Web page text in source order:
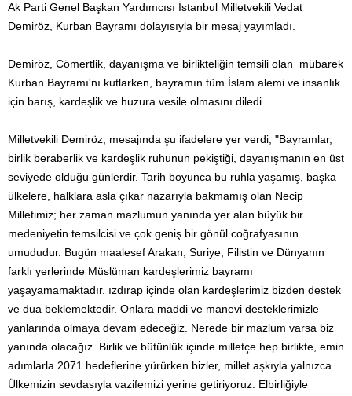
Ak Parti Genel Başkan Yardımcısı İstanbul Milletvekili Vedat
Demiröz, Kurban Bayramı dolayısıyla bir mesaj yayımladı.
Demiröz, Cömertlik, dayanışma ve birlikteliğin temsili olan mübarek
Kurban Bayramı'nı kutlarken, bayramın tüm İslam alemi ve insanlık
için barış, kardeşlik ve huzura vesile olmasını diledi.
Milletvekili Demiröz, mesajında şu ifadelere yer verdi; "Bayramlar,
birlik beraberlik ve kardeşlik ruhunun pekiştiği, dayanışmanın en üst
seviyede olduğu günlerdir. Tarih boyunca bu ruhla yaşamış, başka
ülkelere, halklara asla çıkar nazarıyla bakmamış olan Necip
Milletimiz; her zaman mazlumun yanında yer alan büyük bir
medeniyetin temsilcisi ve çok geniş bir gönül coğrafyasının
umududur. Bugün maalesef Arakan, Suriye, Filistin ve Dünyanın
farklı yerlerinde Müslüman kardeşlerimiz bayramı
yaşayamamaktadır. ızdırap içinde olan kardeşlerimiz bizden destek
ve dua beklemektedir. Onlara maddi ve manevi desteklerimizle
yanlarında olmaya devam edeceğiz. Nerede bir mazlum varsa biz
yanında olacağız. Birlik ve bütünlük içinde milletçe hep birlikte, emin
adımlarla 2071 hedeflerine yürürken bizler, millet aşkıyla yalnızca
Ülkemizin sevdasıyla vazifemizi yerine getiriyoruz. Elbirliğiyle